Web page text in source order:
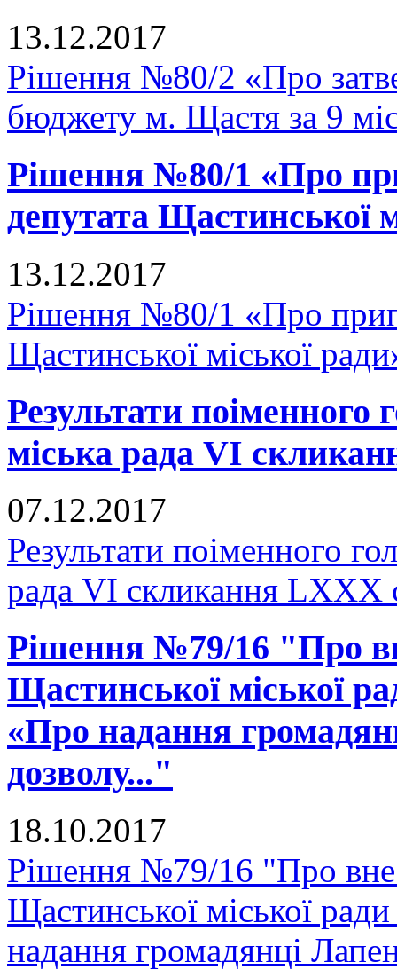
13.12.2017
Рішення №80/2 «Про
бюджету м. Щастя за 9
Рішення №80/1 «Про
депутата Щастинської
13.12.2017
Рішення №80/1 «Про
Щастинської міської
Результати
міська рада VI
07.12.2017
Результати поіменного
рада VI скликання LXXX
Рішення №79/16 "Про
Щастинської міської
«Про надання
дозволу..."
18.10.2017
Рішення №79/16 "Про
Щастинської міської
надання громадянці